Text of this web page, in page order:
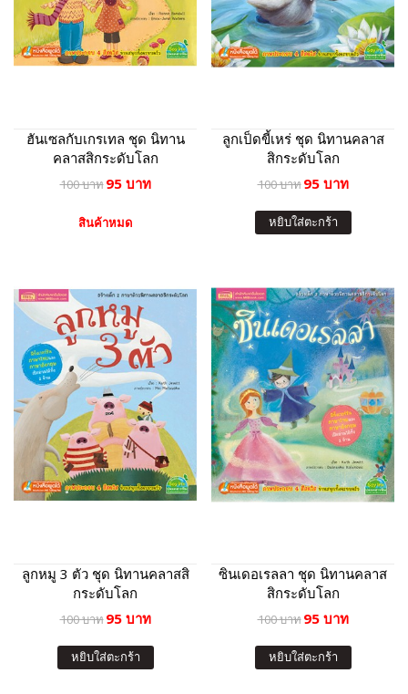
ฮันเซลกับเกรเทล ชุด นิทาน
คลาสสิกระดับโลก
100 บาท95 บาท
สินค้าหมด
ลูกเป็ดขี้เหร่ ชุด นิทานคลาส
สิกระดับโลก
100 บาท95 บาท
หยิบใส่ตะกร้า
ลูกหมู 3 ตัว ชุด นิทานคลาสสิ
กระดับโลก
100 บาท95 บาท
หยิบใส่ตะกร้า
ซินเดอเรลลา ชุด นิทานคลาส
สิกระดับโลก
100 บาท95 บาท
หยิบใส่ตะกร้า